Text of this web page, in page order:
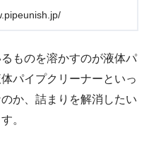
ものを溶かすのが液体パ
パイプクリーナーといっ
か、詰まりを解消したい
。